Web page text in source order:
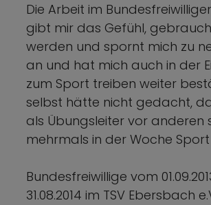
Die Arbeit im
gibt mir das Gefühl,
werden und spornt mich zu
an und hat mich auch in der
zum Sport treiben weiter
selbst hätte nicht gedacht,
als Übungsleiter vor anderen
mehrmals in der Woche Sport
Bundesfreiwillige vom
31.08.2014 im TSV Ebersbach